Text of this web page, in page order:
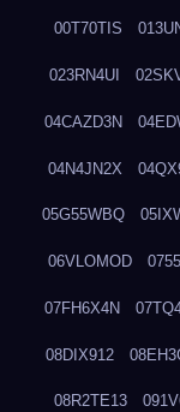
00T70TIS
023RN4UI
04CAZD3N
04N4JN2X
05G55WBQ
06VLOMOD
07FH6X4N
08DIX912
08R2TE13